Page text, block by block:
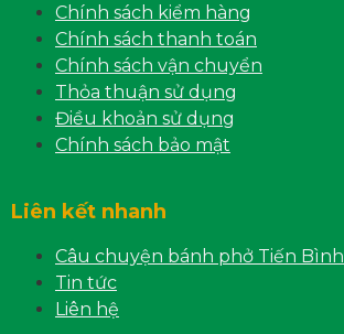
Chính sách kiểm hàng
Chính sách thanh toán
Chính sách vận chuyển
Thỏa thuận sử dụng
Điều khoản sử dụng
Chính sách bảo mật
Liên kết nhanh
Câu chuyện bánh phở Tiến Bình
Tin tức
Liên hệ